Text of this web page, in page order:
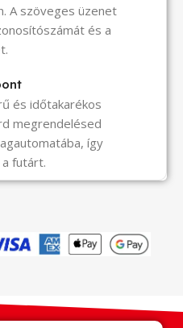
A szöveges üzenet
és a
és időtakarékos
megrendelésed
így
futárt.